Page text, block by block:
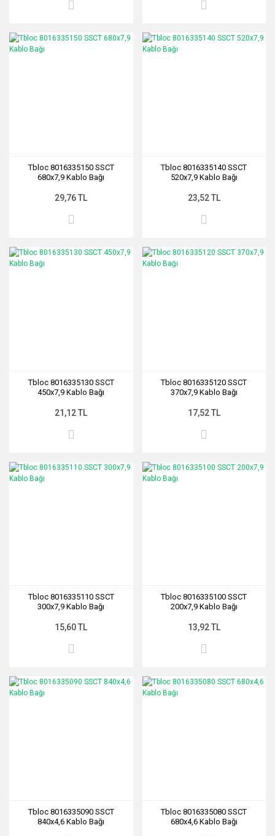
Tbloc 8016335150 SSCT
680x7,9 Kablo Bağı
29,76 TL
Tbloc 8016335140 SSCT
520x7,9 Kablo Bağı
23,52 TL
Tbloc 8016335130 SSCT
450x7,9 Kablo Bağı
21,12 TL
Tbloc 8016335120 SSCT
370x7,9 Kablo Bağı
17,52 TL
Tbloc 8016335110 SSCT
300x7,9 Kablo Bağı
15,60 TL
Tbloc 8016335100 SSCT
200x7,9 Kablo Bağı
13,92 TL
Tbloc 8016335090 SSCT
840x4,6 Kablo Bağı
Tbloc 8016335080 SSCT
680x4,6 Kablo Bağı